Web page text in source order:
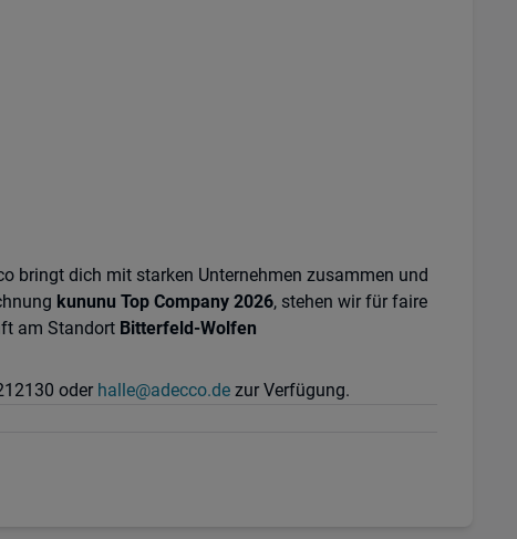
bringt dich mit starken Unternehmen zusammen und
kununu Top Company 2026, stehen wir für faire
am Standort Bitterfeld-Wolfen
oder halle@adecco.de zur Verfügung.